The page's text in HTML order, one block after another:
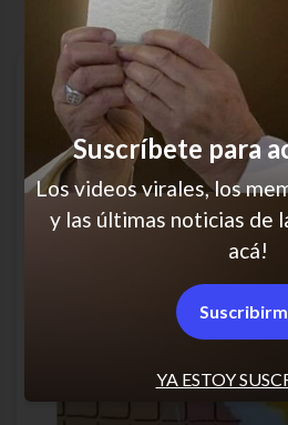
YA ESTOY
Suscríbete para
Los videos virales, los
y las últimas noticias de
acá!